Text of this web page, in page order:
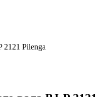
2121 Pilenga